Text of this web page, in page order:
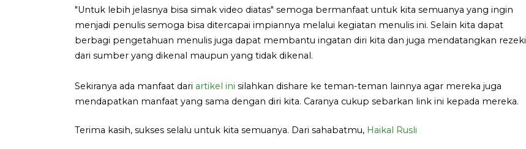
"Untuk lebih jelasnya bisa simak video diatas" semoga bermanfaat untuk kita semuanya yang ingin
menjadi penulis semoga bisa ditercapai impiannya melalui kegiatan menulis ini. Selain kita dapat
berbagi pengetahuan menulis juga dapat membantu ingatan diri kita dan juga mendatangkan rezeki
dari sumber yang dikenal maupun yang tidak dikenal.
Sekiranya ada manfaat dari artikel ini silahkan dishare ke teman-teman lainnya agar mereka juga
mendapatkan manfaat yang sama dengan diri kita. Caranya cukup sebarkan link ini kepada mereka.
Terima kasih, sukses selalu untuk kita semuanya. Dari sahabatmu, Haikal Rusli